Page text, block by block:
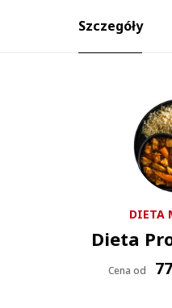
dla
Masz nietolerancje?
chcesz wybierać?
dopasowaną do
Zamów dietę
Szczegóły
DIETA
Dieta
Cena od